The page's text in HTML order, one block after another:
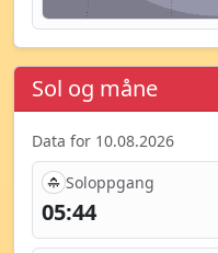
Sol og måne
Data for 10.08.2026
Soloppgang
05:44